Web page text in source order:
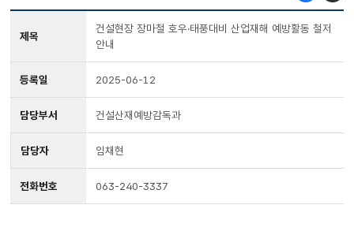
제목
건설현장 장마철 호우·태풍대비 산업재해 예방활동 철저
안내
등록일 2025-06-12
담당부서 건설산재예방감독과
담당자 임채현
전화번호 063-240-3337